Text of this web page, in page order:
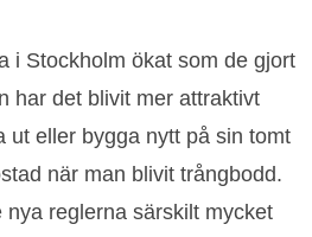
i Stockholm ökat som de gjort
har det blivit mer attraktivt
ut eller bygga nytt på sin tomt
när man blivit trångbodd.
nya reglerna särskilt mycket